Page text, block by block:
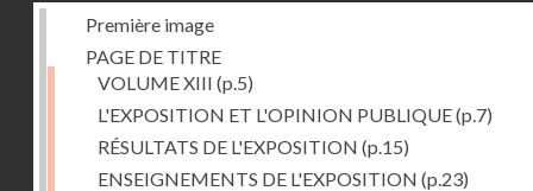
Première image
PAGE DE TITRE
VOLUME XIII (p.5)
L'EXPOSITION ET L'OPINION PUBLIQUE(p.7)
RÉSULTATS DE L'EXPOSITION (p.15)
ENSEIGNEMENTS DE L'EXPOSITION (p.23)